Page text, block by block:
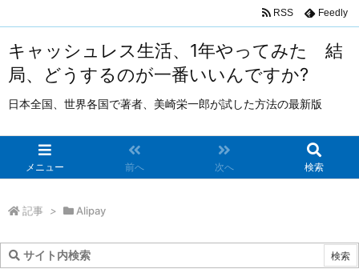
キャッシュレス生活、1年やってみた 結
局、どうするのが一番いいんですか?
日本全国、世界各国で著者、美崎栄一郎が試した方法の最新版
メニュー 前へ 次へ 検索
RSS Feedly
記事 > Alipay